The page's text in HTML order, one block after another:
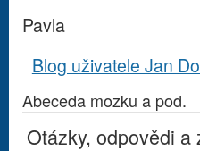
Pavla
Blog uživatele Jan
Abeceda mozku a pod.
Otázky, odpovědi a